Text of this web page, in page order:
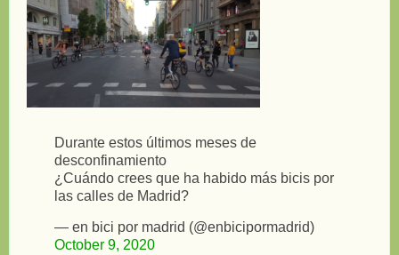
Durante estos últimos meses de
desconfinamiento
¿Cuándo crees que ha habido más bicis por
las calles de Madrid?
— en bici por madrid (@enbicipormadrid)
October 9, 2020